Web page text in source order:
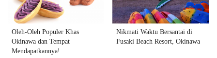
Oleh-Oleh Populer Khas
Okinawa dan Tempat
Mendapatkannya!
Nikmati Waktu Bersantai di
Fusaki Beach Resort, Okinawa